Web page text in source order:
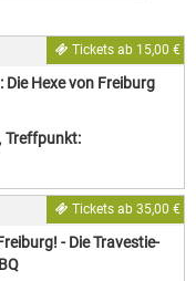
Tickets ab 15,00 €
Hexe von Freiburg
, Treffpunkt:
Tickets ab 35,00 €
- Die Travestie-